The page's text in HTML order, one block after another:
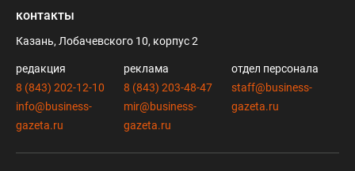
контакты
Казань, Лобачевского 10, корпус 2
редакция
8 (843) 202-12-10
info@business-
gazeta.ru
реклама
8 (843) 203-48-47
mir@business-
gazeta.ru
отдел персонала
staff@business-
gazeta.ru